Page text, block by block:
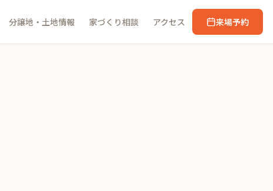
分譲地・土地情報 家づくり相談 アクセス 来場予約